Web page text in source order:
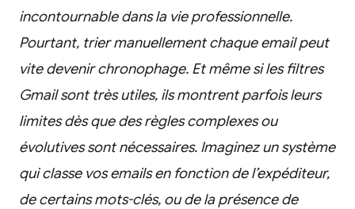
incontournable dans la vie professionnelle.
Pourtant, trier manuellement chaque email peut
vite devenir chronophage. Et même si les filtres
Gmail sont très utiles, ils montrent parfois leurs
limites dès que des règles complexes ou
évolutives sont nécessaires. Imaginez un système
qui classe vos emails en fonction de l’expéditeur,
de certains mots-clés, ou de la présence de